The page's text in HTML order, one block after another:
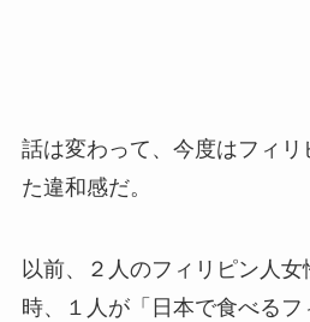
話は変わって、今度はフィリ
た違和感だ。
以前、２人のフィリピン人
時、１人が「日本で食べる